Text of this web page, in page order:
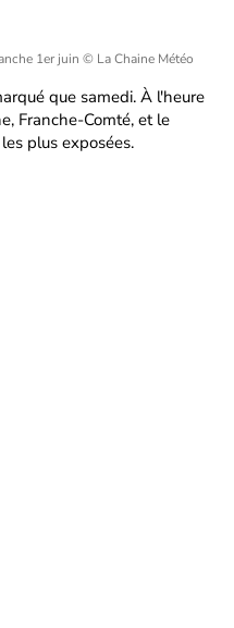
1er juin © La Chaine Météo
que samedi. À l'heure
Franche-Comté, et le
plus exposées.